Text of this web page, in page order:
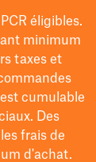
éligibles.
minimum
taxes et
cumulable
Des
frais de
d'achat.